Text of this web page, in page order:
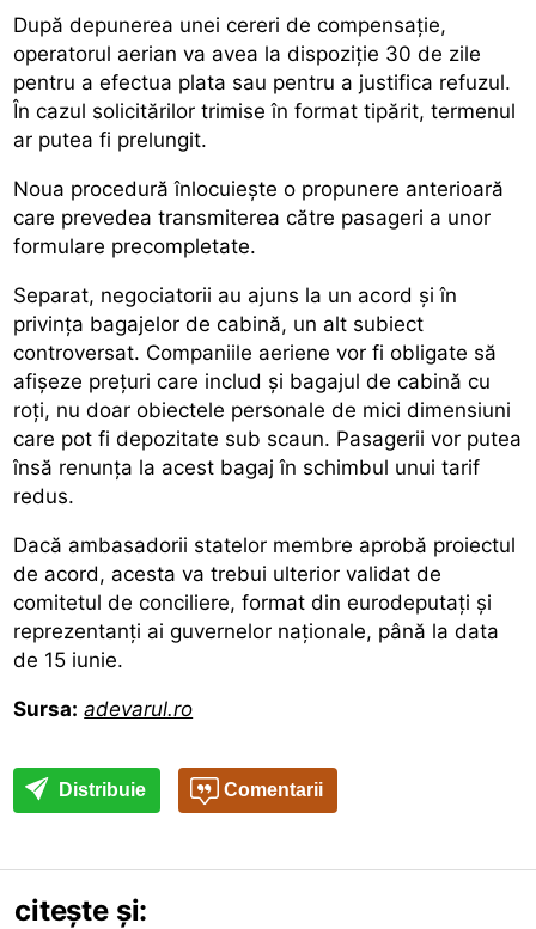
După depunerea unei cereri de compensație,
operatorul aerian va avea la dispoziție 30 de zile
pentru a efectua plata sau pentru a justifica refuzul.
În cazul solicitărilor trimise în format tipărit, termenul
ar putea fi prelungit.
Noua procedură înlocuiește o propunere anterioară
care prevedea transmiterea către pasageri a unor
formulare precompletate.
Separat, negociatorii au ajuns la un acord și în
privința bagajelor de cabină, un alt subiect
controversat. Companiile aeriene vor fi obligate să
afișeze prețuri care includ și bagajul de cabină cu
roți, nu doar obiectele personale de mici dimensiuni
care pot fi depozitate sub scaun. Pasagerii vor putea
însă renunța la acest bagaj în schimbul unui tarif
redus.
Dacă ambasadorii statelor membre aprobă proiectul
de acord, acesta va trebui ulterior validat de
comitetul de conciliere, format din eurodeputați și
reprezentanți ai guvernelor naționale, până la data
de 15 iunie.
Sursa: adevarul.ro
Distribuie Comentarii
citește și: